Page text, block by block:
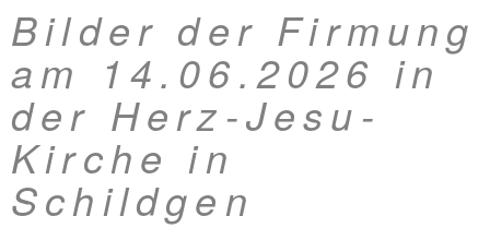
Rat und Hilfe
Über uns
Bilder der Firmung
am 14.06.2026 in
der Herz-Jesu-
Kirche in
Schildgen